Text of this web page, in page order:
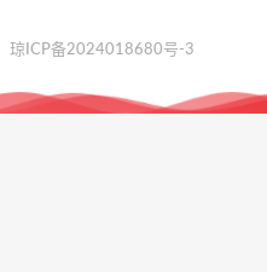
琼ICP备2024018680号-3